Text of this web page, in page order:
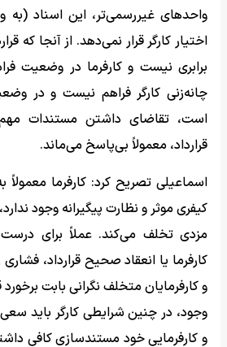
واحدهای غیررسمی‌تر، این اسناد (به
اختیار کارگر قرار نمی‌دهد. از آنجا که
برابری نیست و کارفرما در وضعیت
چانه‌زنی کارگر فراهم نیست و در
است، تقاضای داشتن مستندات
قرارداد، معمولاً بی‌پاسخ می‌ماند.
اسماعیلی تصریح کرد: کارفرما
کیفری موثر و نظارت پیگیرانه وجود
مزدی تخلف می‌کند. عملاً برای
کارفرما یا انعقاد صحیح قرارداد،
و کارفرمایان متخلف نگرانی بابت برخورد
وجود، در چنین شرایطی کارگر باید سعی
و کارفرمایی خود مستندسازی کافی